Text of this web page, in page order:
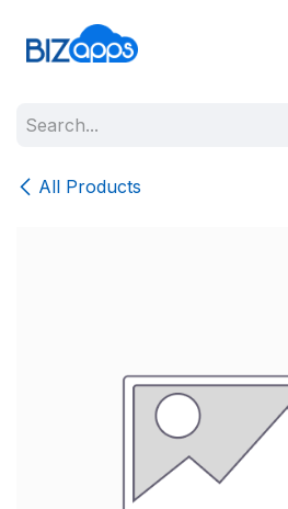
All Products